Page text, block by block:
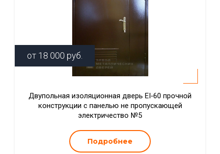
от 18 000 руб.
Двупольная изоляционная дверь EI‑60 прочной
конструкции с панелью не пропускающей
электричество №5
Подробнее